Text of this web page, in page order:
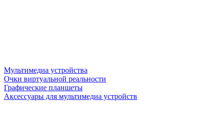
Мультимедиа устройства
Очки виртуальной реальности
Графические планшеты
Аксессуары для мультимедиа устройств